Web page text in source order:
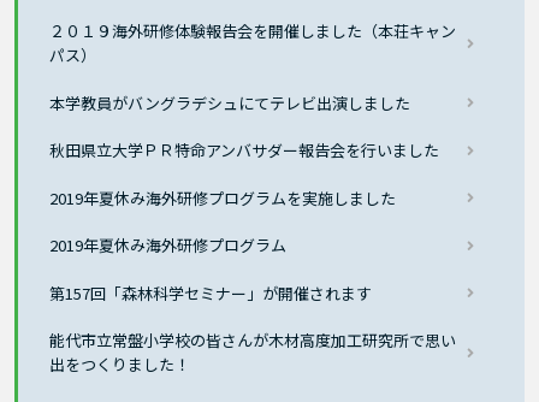
２０１９海外研修体験報告会を開催しました（本荘キャン
パス）
本学教員がバングラデシュにてテレビ出演しました
秋田県立大学ＰＲ特命アンバサダー報告会を行いました
2019年夏休み海外研修プログラムを実施しました
2019年夏休み海外研修プログラム
第157回「森林科学セミナー」が開催されます
能代市立常盤小学校の皆さんが木材高度加工研究所で思い
出をつくりました！